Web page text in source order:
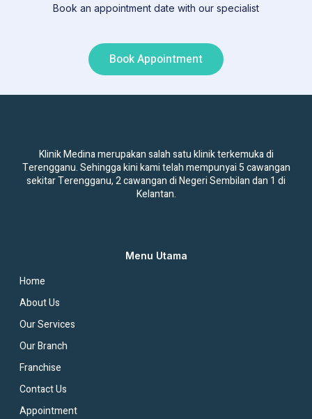
Book an appointment date with our specialist
Book Appointment
Klinik Medina merupakan salah satu klinik terkemuka di
Terengganu. Sehingga kini kami telah mempunyai 5 cawangan
sekitar Terengganu, 2 cawangan di Negeri Sembilan dan 1 di
Kelantan.
Menu Utama
Home
About Us
Our Services
Our Branch
Franchise
Contact Us
Appointment